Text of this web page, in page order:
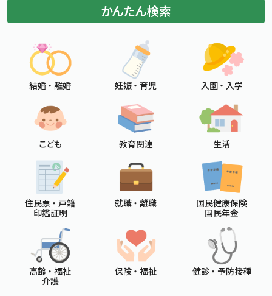
かんたん検索
結婚 ・ 離婚 妊娠 ・ 育児 入園 ・ 入学
こども 教育関連 生活
住民票 ・ 戸籍
印鑑証明
就職 ・ 離職
国民健康保険
国民年金
高齢 ・ 福祉
介護
保険 ・ 福祉 健診 ・ 予防接種